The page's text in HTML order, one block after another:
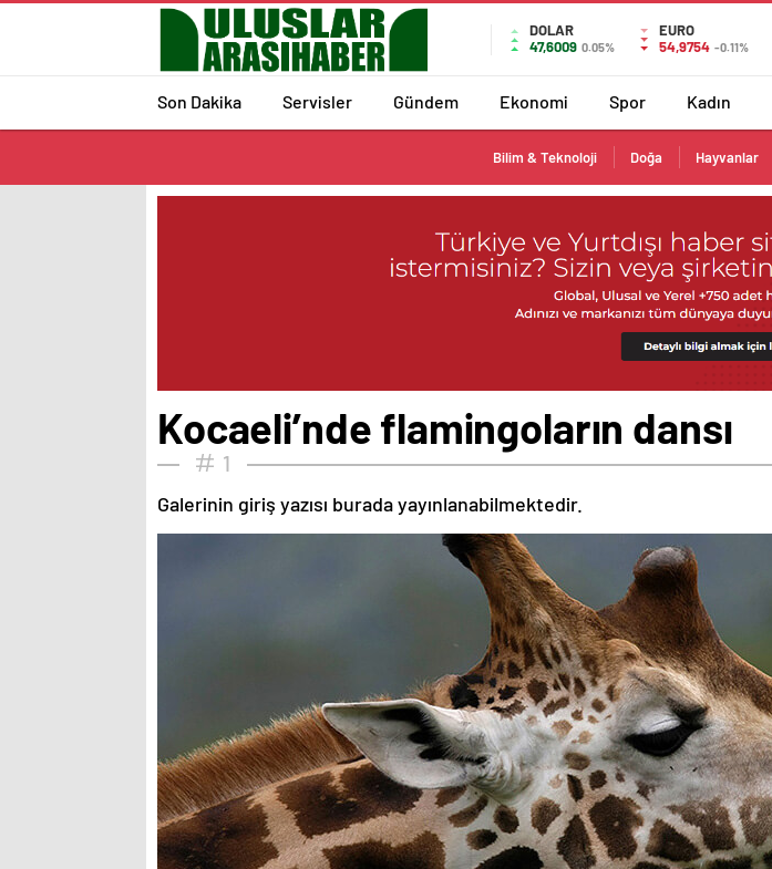
DOLAR
47,6009 0.05%
EURO
54,9754 -0.11%
Son Dakika Servisler Gündem Ekonomi Spor Kadın
Bilim & Teknoloji Doğa Hayvanlar
Kocaeli’nde flamingoların dansı
1
Galerinin giriş yazısı burada yayınlanabilmektedir.